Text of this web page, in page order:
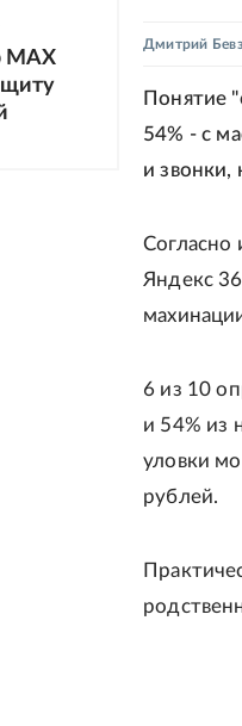
MAX
Дмитрий
Понятие
54% - с
и звонки,
Яндекс
6 из 10
и 54% из
уловки
рублей.